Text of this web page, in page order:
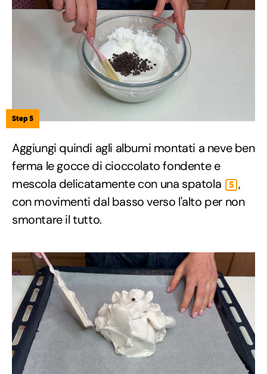
Step 5
Aggiungi quindi agli albumi montati a neve ben
ferma le gocce di cioccolato fondente e
mescola delicatamente con una spatola
5 ,
con movimenti dal basso verso l'alto per non
smontare il tutto.